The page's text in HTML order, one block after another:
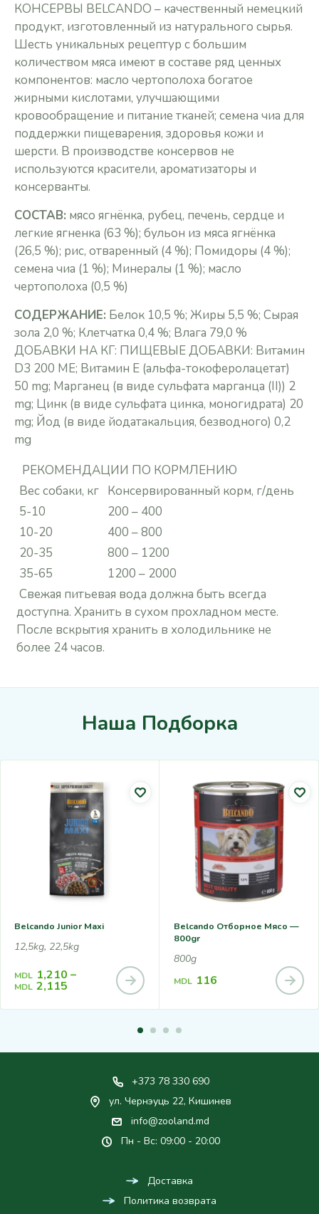
КОНСЕРВЫ BELCANDO – качественный немецкий
продукт, изготовленный из натурального сырья.
Шесть уникальных рецептур с большим
количеством мяса имеют в составе ряд ценных
компонентов: масло чертополоха богатое
жирными кислотами, улучшающими
кровообращение и питание тканей; семена чиа для
поддержки пищеварения, здоровья кожи и
шерсти. В производстве консервов не
используются красители, ароматизаторы и
консерванты.
СОСТАВ: мясо ягнёнка, рубец, печень, сердце и
легкие ягненка (63 %); бульон из мяса ягнёнка
(26,5 %); рис, отваренный (4 %); Помидоры (4 %);
cемена чиа (1 %); Минералы (1 %); масло
чертополоха (0,5 %)
СОДЕРЖАНИЕ: Белок 10,5 %; Жиры 5,5 %; Сырая
зола 2,0 %; Клетчатка 0,4 %; Влага 79,0 %
ДОБАВКИ НА КГ: ПИЩЕВЫЕ ДОБАВКИ: Витамин
D3 200 МЕ; Витамин E (альфа-токоферолацетат)
50 mg; Марганец (в виде сульфата марганца (II)) 2
mg; Цинк (в виде сульфата цинка, моногидрата) 20
mg; Йод (в виде йодатакальция, безводного) 0,2
mg
РЕКОМЕНДАЦИИ ПО КОРМЛЕНИЮ
Вес собаки, кг Консервированный корм, г/день
5-10
200 – 400
10-20
400 – 800
20-35
800 – 1200
35-65
1200 – 2000
Свежая питьевая вода должна быть всегда
доступна. Хранить в сухом прохладном месте.
После вскрытия хранить в холодильнике не
более 24 часов.
Наша Подборка
Belcando Junior Maxi
12,5kg, 22,5kg
MDL 1,210 –
MDL 2,115
Belcando Отборное Мясо —
800gr
800g
MDL 116
+373 78 330 690
ул. Чернэуць 22, Кишинев
info@zooland.md
Пн - Вс: 09:00 - 20:00
Доставка
Политика возврата